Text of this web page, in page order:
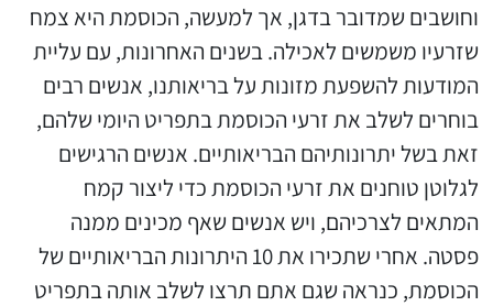
וחושבים שמדובר בדגן, אך למעשה, הכוסמת היא צמח
שזרעיו משמשים לאכילה. בשנים האחרונות, עם עליית
המודעות להשפעת מזונות על בריאותנו, אנשים רבים
בוחרים לשלב את זרעי הכוסמת בתפריט היומי שלהם,
זאת בשל יתרונותיהם הבריאותיים. אנשים הרגישים
לגלוטן טוחנים את זרעי הכוסמת כדי ליצור קמח
המתאים לצרכיהם, ויש אנשים שאף מכינים ממנה
פסטה. אחרי שתכירו את 10 היתרונות הבריאותיים של
הכוסמת, כנראה שגם אתם תרצו לשלב אותה בתפריט